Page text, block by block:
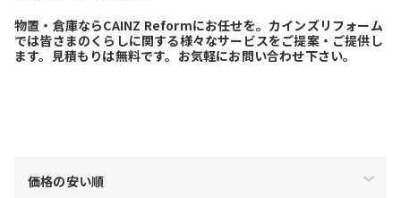
物置・倉庫ならCAINZ Reformにお任せを。カインズリフォーム
では皆さまのくらしに関する様々なサービスをご提案・ご提供し
ます。見積もりは無料です。お気軽にお問い合わせ下さい。
価格の安い順